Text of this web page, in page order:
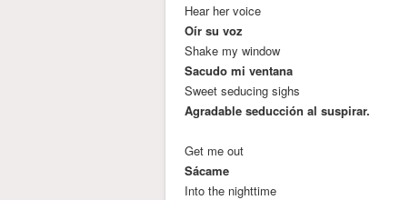
Hear her voice
Oír su voz
Shake my window
Sacudo mi ventana
Sweet seducing sighs
Agradable seducción al suspirar.
Get me out
Sácame
Into the nighttime